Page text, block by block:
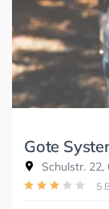
Gote
Schulstr.
5